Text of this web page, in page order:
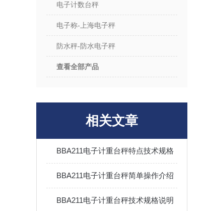
电子计数台秤
电子称-上海电子秤
防水秤-防水电子秤
查看全部产品
相关文章
BBA211电子计重台秤特点技术规格
BBA211电子计重台秤简单操作介绍
BBA211电子计重台秤技术规格说明